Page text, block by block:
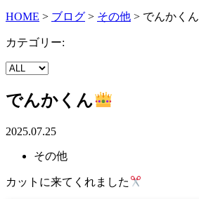
HOME > ブログ > その他 > でんかくん
カテゴリー:
でんかくん
2025.07.25
その他
カットに来てくれました